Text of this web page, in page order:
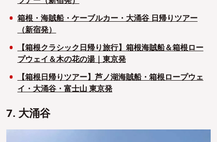
箱根・海賊船・ケーブルカー・大涌谷 日帰りツアー
（新宿発）
【箱根クラシック日帰り旅行】箱根海賊船＆箱根ロー
プウェイ＆木の花の湯｜東京発
【箱根日帰りツアー】芦ノ湖海賊船・箱根ロープウェ
イ・大涌谷・富士山 東京発
7. 大涌谷